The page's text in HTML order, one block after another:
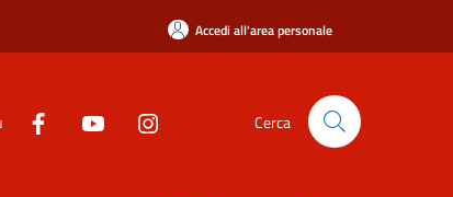
Accedi all'area personale
Cerca